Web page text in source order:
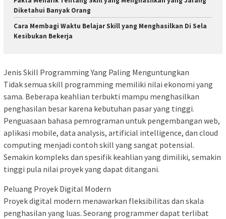
Diketahui Banyak Orang
Cara Membagi Waktu Belajar Skill yang Menghasilkan Di Sela
Kesibukan Bekerja
Jenis Skill Programming Yang Paling Menguntungkan
Tidak semua skill programming memiliki nilai ekonomi yang
sama. Beberapa keahlian terbukti mampu menghasilkan
penghasilan besar karena kebutuhan pasar yang tinggi.
Penguasaan bahasa pemrograman untuk pengembangan web,
aplikasi mobile, data analysis, artificial intelligence, dan cloud
computing menjadi contoh skill yang sangat potensial.
Semakin kompleks dan spesifik keahlian yang dimiliki, semakin
tinggi pula nilai proyek yang dapat ditangani.
Peluang Proyek Digital Modern
Proyek digital modern menawarkan fleksibilitas dan skala
penghasilan yang luas. Seorang programmer dapat terlibat